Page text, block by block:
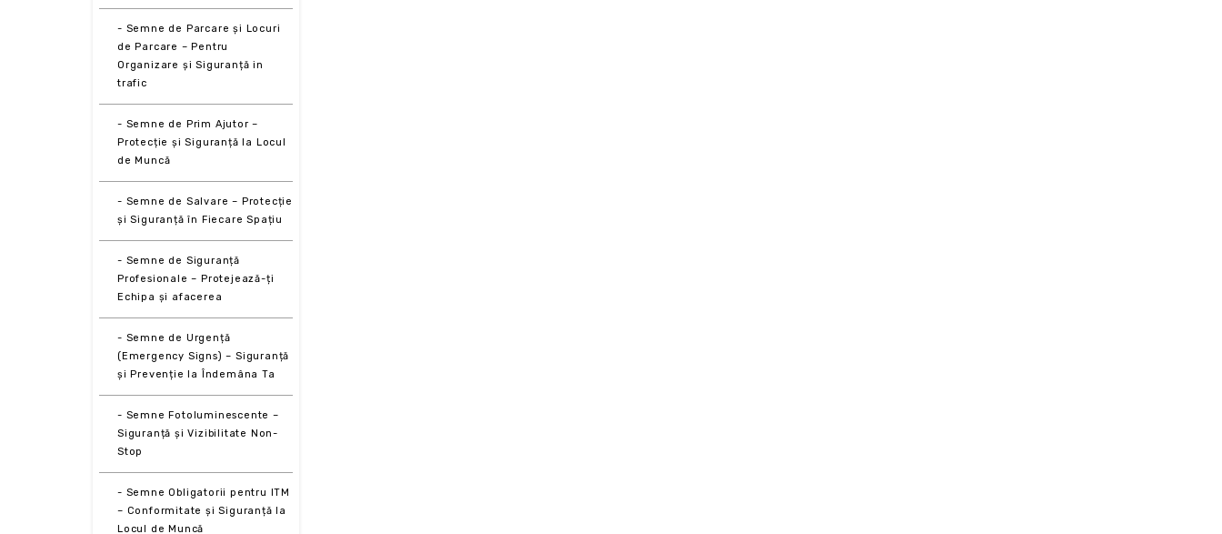
- Semne de Parcare și Locuri
de Parcare – Pentru
Organizare și Siguranță in
trafic
- Semne de Prim Ajutor –
Protecție și Siguranță la Locul
de Muncă
- Semne de Salvare – Protecție
și Siguranță în Fiecare Spațiu
- Semne de Siguranță
Profesionale – Protejează-ți
Echipa și afacerea
- Semne de Urgență
(Emergency Signs) – Siguranță
și Prevenție la Îndemâna Ta
- Semne Fotoluminescente –
Siguranță și Vizibilitate Non-
Stop
- Semne Obligatorii pentru ITM
– Conformitate și Siguranță la
Locul de Muncă